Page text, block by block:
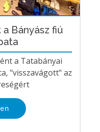
Bányász fiú
a Tatabányai
"visszavágott" az